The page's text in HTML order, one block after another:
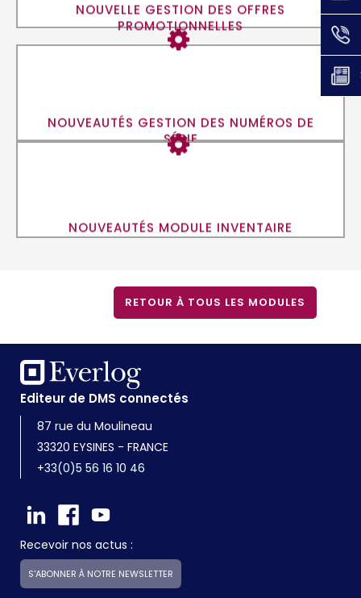
NOUVELLE GESTION DES OFFRES
PROMOTIONNELLES
NOUVEAUTÉS GESTION DES NUMÉROS DE
SÉRIE
NOUVEAUTÉS MODULE INVENTAIRE
RETOUR À TOUS LES MODULES
Editeur de DMS connectés
87 rue du Moulineau
33320 EYSINES - FRANCE
+33(0)5 56 16 10 46
Recevoir nos actus :
S'ABONNER À NOTRE NEWSLETTER